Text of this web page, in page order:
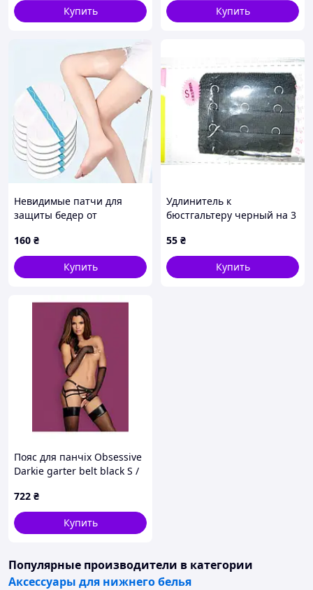
Купить
Купить
Невидимые патчи для
защиты бедер от
прозрачные PK019-10
160 ₴
Купить
Удлинитель к
бюстгальтеру черный на 3
55 ₴
Купить
Пояс для панчіх Obsessive
Darkie garter belt black S /
722 ₴
Купить
Популярные производители в категории
Аксессуары для нижнего белья